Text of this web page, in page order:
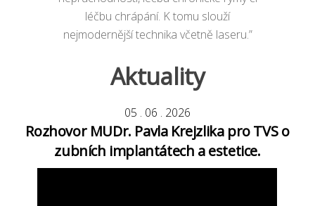
léčbu chrápání. K tomu slouží
nejmodernější technika včetně laseru.”
Aktuality
05 . 06 . 2026
Rozhovor MUDr. Pavla Krejzlika pro TVS o
zubních implantátech a estetice.